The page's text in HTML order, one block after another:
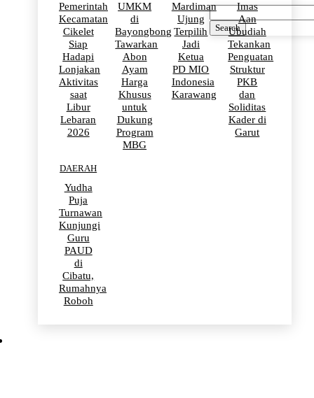
Pemerintah
Kecamatan
Cikelet
Siap
Hadapi
Lonjakan
Aktivitas
saat
Libur
Lebaran
2026
UMKM
di
Bayongbong
Tawarkan
Abon
Ayam
Harga
Khusus
untuk
Dukung
Program
MBG
Mardiman
Ujung
Terpilih
Jadi
Ketua
PD MIO
Indonesia
Karawang
Imas
Aan
Ubudiah
Tekankan
Penguatan
Struktur
PKB
dan
Soliditas
Kader di
Garut
DAERAH
Yudha
Puja
Turnawan
Kunjungi
Guru
PAUD
di
Cibatu,
Rumahnya
Roboh
Search